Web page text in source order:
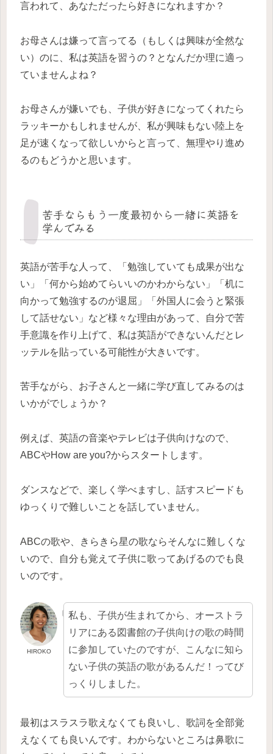
言われて、あなただったら好きになれますか？
お母さんは嫌って言ってる（もしくは興味が全然な
い）のに、私は英語を習うの？となんだか理に適っ
ていませんよね？
お母さんが嫌いでも、子供が好きになってくれたら
ラッキーかもしれませんが、私が興味もない陸上を
足が速くなって欲しいからと言って、無理やり進め
るのもどうかと思います。
苦手ならもう一度最初から一緒に英語を
学んでみる
英語が苦手な人って、「勉強していても成果が出な
い」「何から始めてらいいのかわからない」「机に
向かって勉強するのが退屈」「外国人に会うと緊張
して話せない」など様々な理由があって、自分で苦
手意識を作り上げて、私は英語ができないんだとレ
ッテルを貼っている可能性が大きいです。
苦手ながら、お子さんと一緒に学び直してみるのは
いかがでしょうか？
例えば、英語の音楽やテレビは子供向けなので、
ABCやHow are you?からスタートします。
ダンスなどで、楽しく学べますし、話すスピードも
ゆっくりで難しいことを話していません。
ABCの歌や、きらきら星の歌ならそんなに難しくな
いので、自分も覚えて子供に歌ってあげるのでも良
いのです。
HIROKO
私も、子供が生まれてから、オーストラ
リアにある図書館の子供向けの歌の時間
に参加していたのですが、こんなに知ら
ない子供の英語の歌があるんだ！ってび
っくりしました。
最初はスラスラ歌えなくても良いし、歌詞を全部覚
えなくても良いんです。わからないところは鼻歌に